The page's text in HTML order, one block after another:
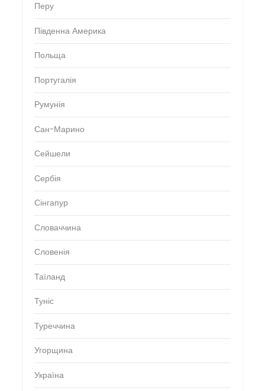
Перу
Південна Америка
Польща
Португалія
Румунія
Сан-Марино
Сейшели
Сербія
Сінгапур
Словаччина
Словенія
Таїланд
Туніс
Туреччина
Угорщина
Україна